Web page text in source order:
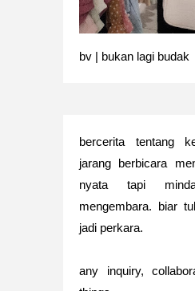
bv | bukan lagi budak
bercerita tentang
jarang berbicara
nyata tapi
mengembara. biar
jadi perkara.
any inquiry,